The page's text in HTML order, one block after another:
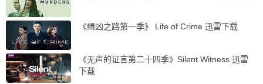
《缉凶之路第一季》 Life of Crime 迅雷下载
《无声的证言第二十四季》Silent Witness 迅雷
下载